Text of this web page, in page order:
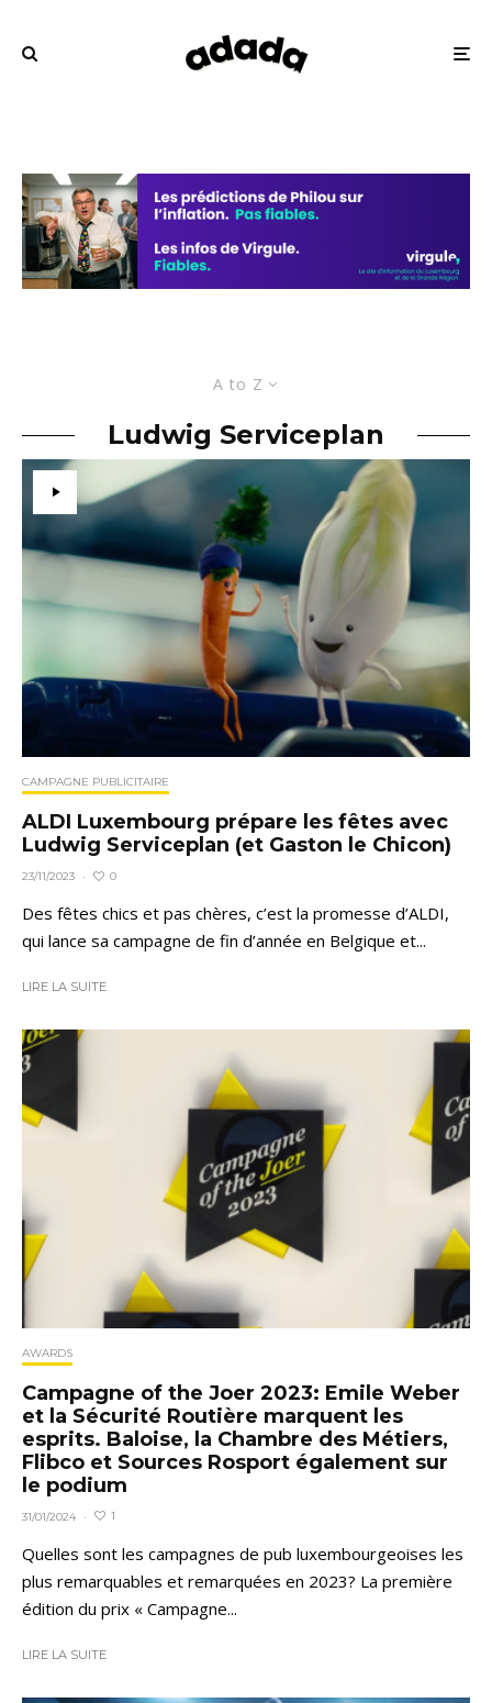
A to Z
Ludwig Serviceplan
CAMPAGNE PUBLICITAIRE
ALDI Luxembourg prépare les fêtes avec
Ludwig Serviceplan (et Gaston le Chicon)
23/11/2023 · 0
Des fêtes chics et pas chères, c’est la promesse d’ALDI,
qui lance sa campagne de fin d’année en Belgique et...
LIRE LA SUITE
AWARDS
Campagne of the Joer 2023: Emile Weber
et la Sécurité Routière marquent les
esprits. Baloise, la Chambre des Métiers,
Flibco et Sources Rosport également sur
le podium
31/01/2024 · 1
Quelles sont les campagnes de pub luxembourgeoises les
plus remarquables et remarquées en 2023? La première
édition du prix « Campagne...
LIRE LA SUITE